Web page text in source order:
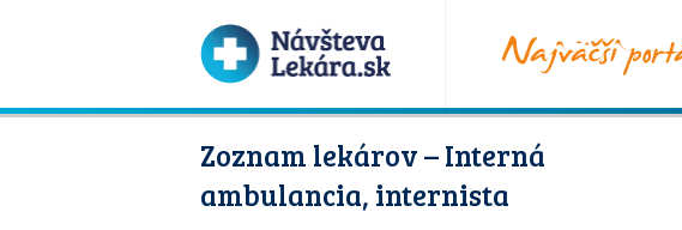
Zoznam lekárov – Interná
ambulancia, internista